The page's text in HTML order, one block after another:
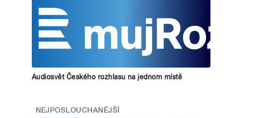
Audiosvět Českého rozhlasu na jednom místě
NEJPOSLOUCHANĚJŠÍ